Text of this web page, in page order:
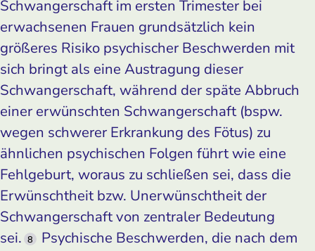
Schwangerschaft im ersten Trimester bei
erwachsenen Frauen grundsätzlich kein
größeres Risiko psychischer Beschwerden mit
sich bringt als eine Austragung dieser
Schwangerschaft, während der späte Abbruch
einer erwünschten Schwangerschaft (bspw.
wegen schwerer Erkrankung des Fötus) zu
ähnlichen psychischen Folgen führt wie eine
Fehlgeburt, woraus zu schließen sei, dass die
Erwünschtheit bzw. Unerwünschtheit der
Schwangerschaft von zentraler Bedeutung
sei. 8
Psychische Beschwerden, die nach dem